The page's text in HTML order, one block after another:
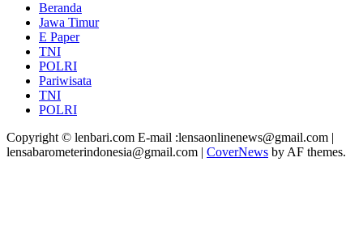
Beranda
Jawa Timur
E Paper
TNI
POLRI
Pariwisata
TNI
POLRI
Copyright © lenbari.com E-mail :lensaonlinenews@gmail.com |
lensabarometerindonesia@gmail.com | CoverNews by AF themes.